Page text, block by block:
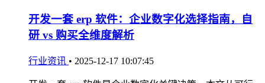
开发一套 erp 软件：企业数字化选择指南，自
研 vs 购买全维度解析
行业资讯 • 2025-12-17 10:07:45